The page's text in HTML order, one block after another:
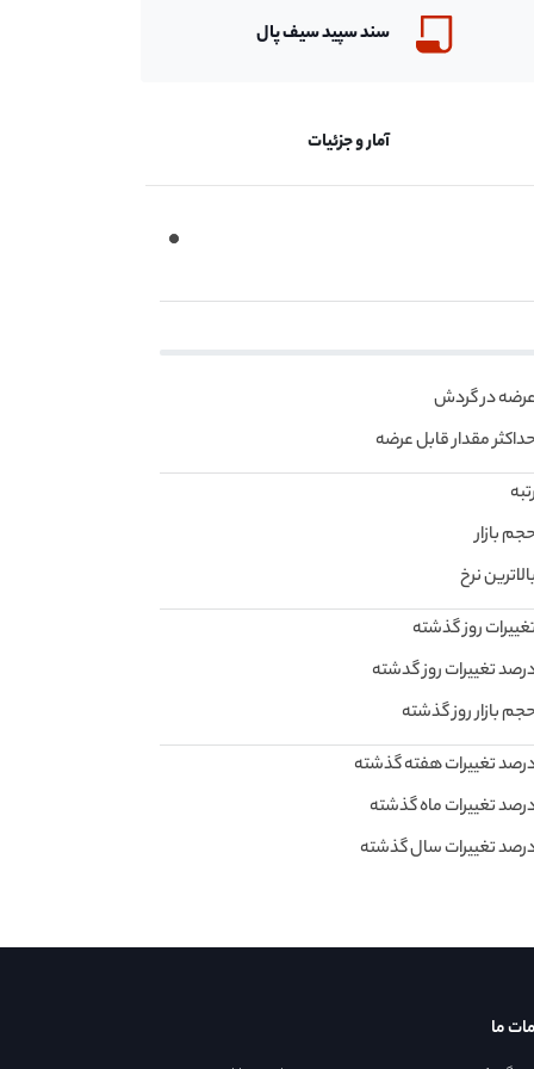
سند سپیدسیف پال
آمار و جزئیات
عرضه در گردش
حداکثر مقدار قابل عرضه
رتبه
حجم بازار
بالاترین نرخ
تغییرات روز گذشته
تغییرات روز گدشته
حجم بازار روز گذشته
تغییرات هفته گذشته
تغییرات ماه گذشته
تغییرات سال گذشته
ما